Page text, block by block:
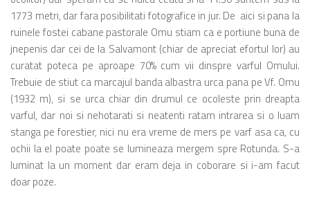
1773 metri, dar fara posibilitati fotografice in jur. De aici si pana la
ruinele fostei cabane pastorale Omu stiam ca e portiune buna de
jnepenis dar cei de la Salvamont (chiar de apreciat efortul lor) au
curatat poteca pe aproape 70% cum vii dinspre varful Omului.
Trebuie de stiut ca marcajul banda albastra urca pana pe Vf. Omu
(1932 m), si se urca chiar din drumul ce ocoleste prin dreapta
varful, dar noi si nehotarati si neatenti ratam intrarea si o luam
stanga pe forestier, nici nu era vreme de mers pe varf asa ca, cu
ochii la el poate poate se lumineaza mergem spre Rotunda. S-a
luminat la un moment dar eram deja in coborare si i-am facut
doar poze.